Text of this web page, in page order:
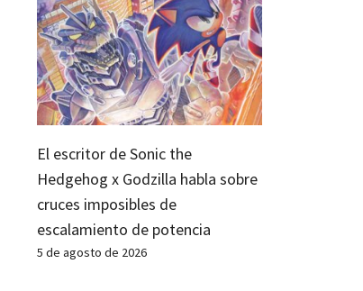
El escritor de Sonic the
Hedgehog x Godzilla habla sobre
cruces imposibles de
escalamiento de potencia
5 de agosto de 2026